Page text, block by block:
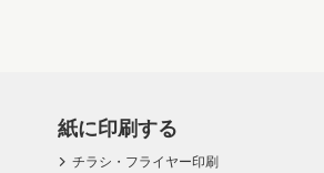
紙に印刷する
チラシ・フライヤー印刷